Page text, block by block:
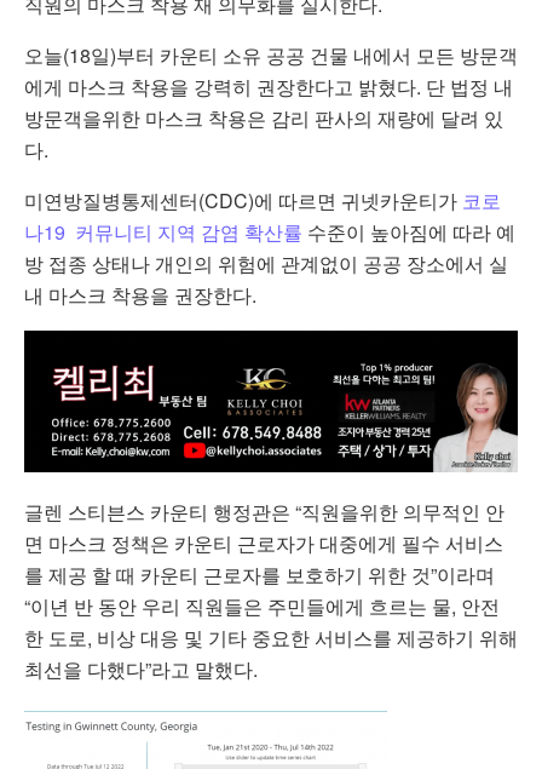
오늘(18일)부터 카운티 소유 공공 건물 내에서 모든 방문객
에게 마스크 착용을 강력히 권장한다고 밝혔다. 단 법정 내
방문객을위한 마스크 착용은 감리 판사의 재량에 달려 있
다.
미연방질병통제센터(CDC)에 따르면 귀넷카운티가 코로
나19 커뮤니티 지역 감염 확산률 수준이 높아짐에 따라 예
방 접종 상태나 개인의 위험에 관계없이 공공 장소에서 실
내 마스크 착용을 권장한다.
글렌 스티븐스 카운티 행정관은 “직원을위한 의무적인 안
면 마스크 정책은 카운티 근로자가 대중에게 필수 서비스
를 제공 할 때 카운티 근로자를 보호하기 위한 것”이라며
“이년 반 동안 우리 직원들은 주민들에게 흐르는 물, 안전
한 도로, 비상 대응 및 기타 중요한 서비스를 제공하기 위해
최선을 다했다”라고 말했다.